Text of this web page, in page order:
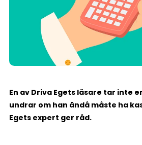
En av Driva Egets läsare tar inte
undrar om han ändå måste ha
Egets expert ger råd.